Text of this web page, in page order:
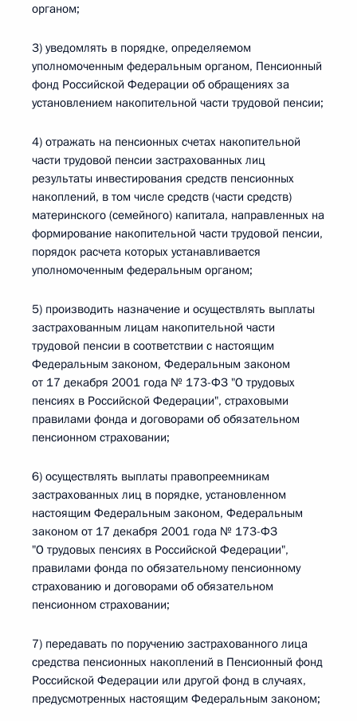
органом;
3) уведомлять в порядке, определяемом
уполномоченным федеральным органом, Пенсионный
фонд Российской Федерации об обращениях за
установлением накопительной части трудовой пенсии;
4) отражать на пенсионных счетах накопительной
части трудовой пенсии застрахованных лиц
результаты инвестирования средств пенсионных
накоплений, в том числе средств (части средств)
материнского (семейного) капитала, направленных на
формирование накопительной части трудовой пенсии,
порядок расчета которых устанавливается
уполномоченным федеральным органом;
5) производить назначение и осуществлять выплаты
застрахованным лицам накопительной части
трудовой пенсии в соответствии с настоящим
Федеральным законом, Федеральным законом
от 17 декабря 2001 года № 173-ФЗ "О трудовых
пенсиях в Российской Федерации", страховыми
правилами фонда и договорами об обязательном
пенсионном страховании;
6) осуществлять выплаты правопреемникам
застрахованных лиц в порядке, установленном
настоящим Федеральным законом, Федеральным
законом от 17 декабря 2001 года № 173-ФЗ
"О трудовых пенсиях в Российской Федерации",
правилами фонда по обязательному пенсионному
страхованию и договорами об обязательном
пенсионном страховании;
7) передавать по поручению застрахованного лица
средства пенсионных накоплений в Пенсионный фонд
Российской Федерации или другой фонд в случаях,
предусмотренных настоящим Федеральным законом;